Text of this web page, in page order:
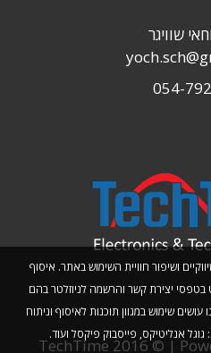
ושיפור חוויית השימוש באתר. איסוף
יצירת קשר והרשמה לניוזלטר בהם
שימוש במגוון תוכנות לאיסוף וניתוח
גוגל אנליטיקס, פייסבוק פיקסל ועוד.
שוויגר
054-
TechTime 2016 © |